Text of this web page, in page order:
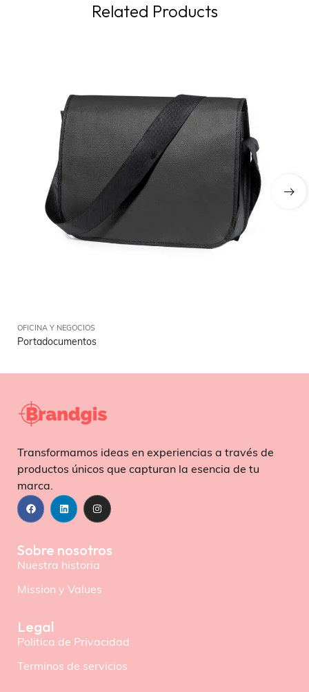
Related Products
OFICINA Y NEGOCIOS
Portadocumentos
Transformamos ideas en experiencias a través de
productos únicos que capturan la esencia de tu
marca.
Sobre nosotros
Nuestra historia
Mission y Values
Legal
Politica de Privacidad
Terminos de servicios